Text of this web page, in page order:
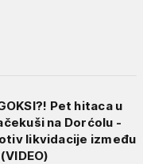
Pet hitaca u
na Dorćolu -
likvidacije između